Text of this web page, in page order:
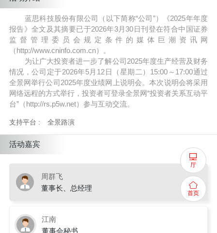
蓝思科技股份有限公司（以下简称“公司”）《2025年年度
报告》全文及其摘要已于2026年3月30日刊登在符合中国证券
监督管理委员会规定条件的媒体巨潮资讯网
（http://www.cninfo.com.cn）。
为让广大投资者进一步了解公司2025年度生产经营及财务
情况，公司定于2026年5月12日（星期二）15:00～17:00通过
全景网举行公司2025年度业绩网上说明会。本次说明会将采用
网络远程的方式举行，投资者可登录全景网“投资者关系互动平
台”（http://rs.p5w.net）参与互动交流。
支持平台 : 全景路演
活动嘉宾
周群飞
董事长、总经理
江南
董事会秘书
厅
首页